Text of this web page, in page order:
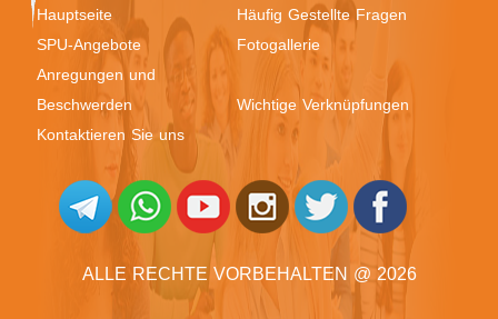
Hauptseite
Häufig Gestellte Fragen
SPU-Angebote
Fotogallerie
Anregungen und
Beschwerden
Wichtige Verknüpfungen
Kontaktieren Sie uns
ALLE RECHTE VORBEHALTEN @ 2026